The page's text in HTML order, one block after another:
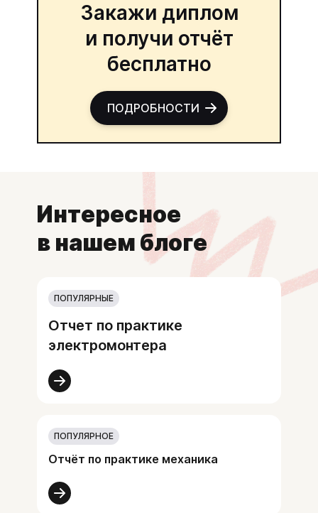
Закажи диплом
и получи отчёт
бесплатно
ПОДРОБНОСТИ
Интересное
в нашем блоге
ПОПУЛЯРНЫЕ
Отчет по практике
электромонтера
ПОПУЛЯРНОЕ
Отчёт по практике механика